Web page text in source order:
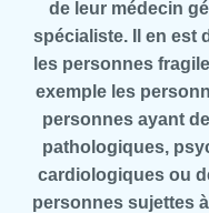
de leur médecin
spécialiste. Il en est
les personnes
exemple les
personnes ayant
pathologiques,
cardiologiques ou
personnes sujettes